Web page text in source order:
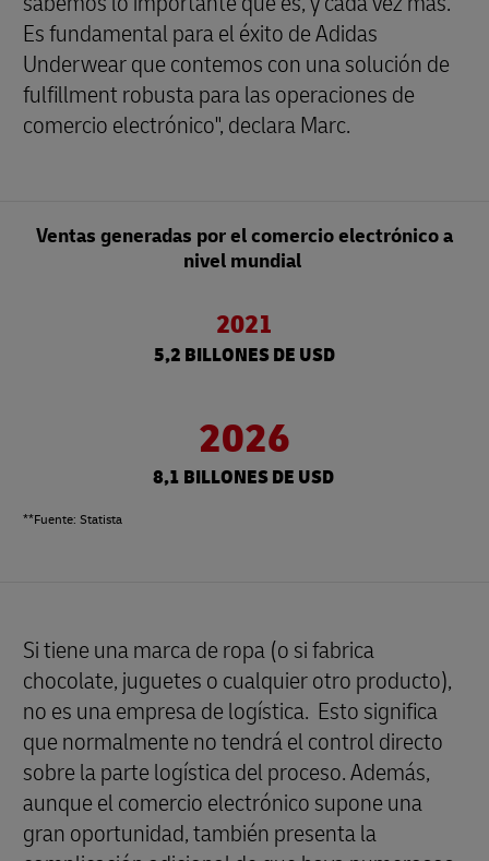
Es fundamental para el éxito de Adidas
Underwear que contemos con una solución de
fulfillment robusta para las operaciones de
comercio electrónico", declara Marc.
Ventas generadas por el comercio electrónico a
nivel mundial
2021
5,2 BILLONES DE USD
2026
8,1 BILLONES DE USD
**Fuente: Statista
Si tiene una marca de ropa (o si fabrica
chocolate, juguetes o cualquier otro producto),
no es una empresa de logística. Esto significa
que normalmente no tendrá el control directo
sobre la parte logística del proceso. Además,
aunque el comercio electrónico supone una
gran oportunidad, también presenta la